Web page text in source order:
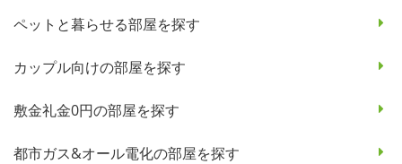
ペットと暮らせる部屋を探す
カップル向けの部屋を探す
敷金礼金0円の部屋を探す
都市ガス&オール電化の部屋を探す